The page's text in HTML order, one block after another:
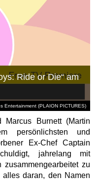
Entertainment (PLAION PICTURES)
Ride or Die“ am
Burnett (Martin
persönlichsten und
Ex-Chef Captain
jahrelang mit
zusammengearbeitet zu
alles daran, den Namen